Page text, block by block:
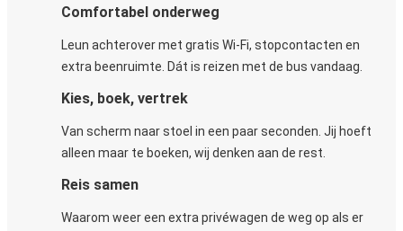
Comfortabel onderweg
Leun achterover met gratis Wi-Fi, stopcontacten en
extra beenruimte. Dát is reizen met de bus vandaag.
Kies, boek, vertrek
Van scherm naar stoel in een paar seconden. Jij hoeft
alleen maar te boeken, wij denken aan de rest.
Reis samen
Waarom weer een extra privéwagen de weg op als er